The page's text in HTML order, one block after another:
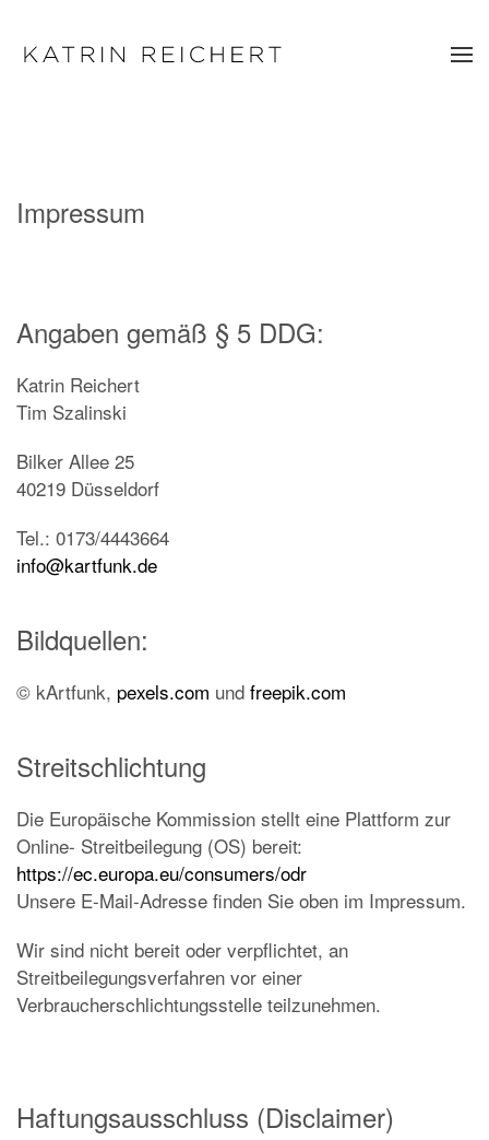
Zum Hauptinhalt springen
Impressum
Angaben gemäß § 5 DDG:
Katrin Reichert
Tim Szalinski
Bilker Allee 25
40219 Düsseldorf
Tel.: 0173/4443664
info@kartfunk.de
Bildquellen:
© kArtfunk, pexels.com und freepik.com
Streitschlichtung
Die Europäische Kommission stellt eine Plattform zur
Online- Streitbeilegung (OS) bereit:
https://ec.europa.eu/consumers/odr
Unsere E-Mail-Adresse finden Sie oben im Impressum.
Wir sind nicht bereit oder verpflichtet, an
Streitbeilegungsverfahren vor einer
Verbraucherschlichtungsstelle teilzunehmen.
Haftungsausschluss (Disclaimer)